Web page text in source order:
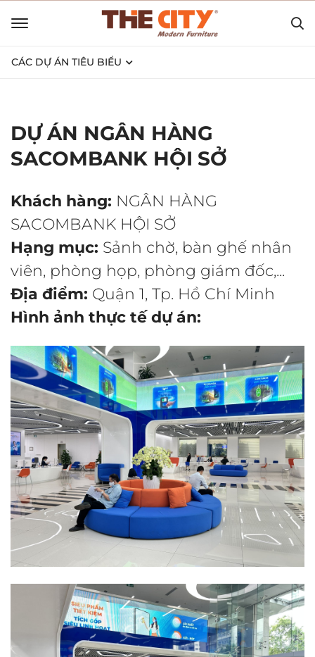
CÁC DỰ ÁN TIÊU BIỂU
DỰ ÁN NGÂN HÀNG
SACOMBANK HỘI SỞ
Khách hàng: NGÂN HÀNG
SACOMBANK HỘI SỞ
Hạng mục: Sảnh chờ, bàn ghế nhân
viên, phòng họp, phòng giám đốc,...
Địa điểm: Quận 1, Tp. Hồ Chí Minh
Hình ảnh thực tế dự án: